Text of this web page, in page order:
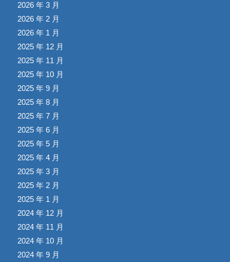
2026 年 3 月
2026 年 2 月
2026 年 1 月
2025 年 12 月
2025 年 11 月
2025 年 10 月
2025 年 9 月
2025 年 8 月
2025 年 7 月
2025 年 6 月
2025 年 5 月
2025 年 4 月
2025 年 3 月
2025 年 2 月
2025 年 1 月
2024 年 12 月
2024 年 11 月
2024 年 10 月
2024 年 9 月